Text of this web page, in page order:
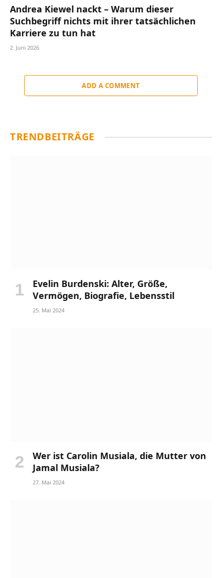
Andrea Kiewel nackt – Warum dieser
Suchbegriff nichts mit ihrer tatsächlichen
Karriere zu tun hat
2. Juni 2026
ADD A COMMENT
TRENDBEITRÄGE
Evelin Burdenski: Alter, Größe,
Vermögen, Biografie, Lebensstil
25. Mai 2024
Wer ist Carolin Musiala, die Mutter von
Jamal Musiala?
27. Mai 2024